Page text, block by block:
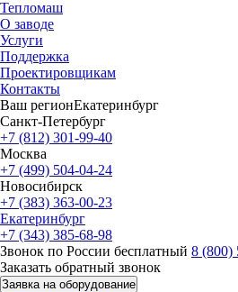
Тепломаш
О заводе
Услуги
Поддержка
Проектировщикам
Контакты
Ваш регионЕкатеринбург
Санкт-Петербург
+7 (812) 301-99-40
Москва
+7 (499) 504-04-24
Новосибирск
+7 (383) 363-00-23
Екатеринбург
+7 (343) 385-68-98
Звонок по России бесплатный 8 (800)
Заказать обратный звонок
Заявка на оборудование